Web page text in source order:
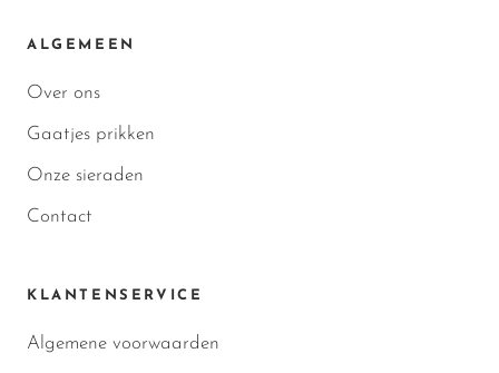
ALGEMEEN
Over ons
Gaatjes prikken
Onze sieraden
Contact
KLANTENSERVICE
Algemene voorwaarden